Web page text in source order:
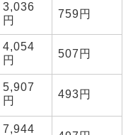
3,036
円
759円
4,054
円
507円
5,907
円
493円
7,944